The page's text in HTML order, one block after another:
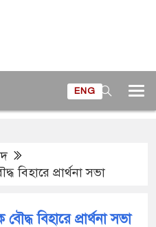
ENG
বিহারে প্রার্থনা সভা
বিহারে প্রার্থনা সভা